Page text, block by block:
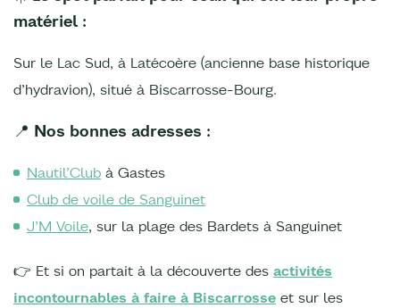
matériel :
Sur le Lac Sud, à Latécoère (ancienne base historique
d’hydravion), situé à Biscarrosse-Bourg.
📍 Nos bonnes adresses :
Nautil’Club à Gastes
Club de voile de Sanguinet
J’M Voile, sur la plage des Bardets à Sanguinet
👉 Et si on partait à la découverte des activités
incontournables à faire à Biscarrosse et sur les